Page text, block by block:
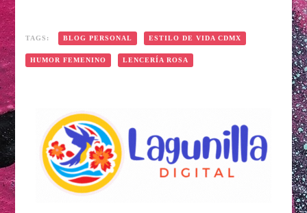
TAGS: BLOG PERSONAL ESTILO DE VIDA CDMX
HUMOR FEMENINO LENCERÍA ROSA